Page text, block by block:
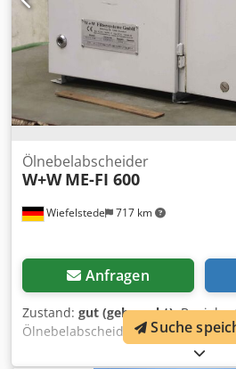
Wiefelstede 717 km
Ölnebelabscheider
W+W ME-FI 600
Anfragen
Zustand: gut (gebraucht), Baujahr:
Ölnebelabscheider, Ölnebel-
Nebelabscheider, Öl- und
Suche